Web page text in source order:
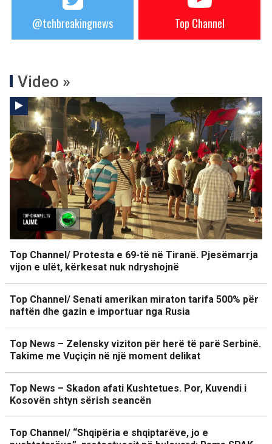
@tchbreakingnews Top Channel
Video »
Top Channel/ Protesta e 69-të në Tiranë. Pjesëmarrja
vijon e ulët, kërkesat nuk ndryshojnë
Top Channel/ Senati amerikan miraton tarifa 500% për
naftën dhe gazin e importuar nga Rusia
Top News – Zelensky viziton për herë të parë Serbinë.
Takime me Vuçiçin në një moment delikat
Top News – Skadon afati Kushtetues. Por, Kuvendi i
Kosovën shtyn sërish seancën
Top Channel/ “Shqipëria e shqiptarëve, jo e